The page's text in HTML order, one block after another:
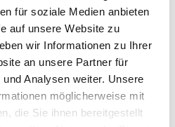
für soziale Medien anbieten
auf unsere Website zu
wir Informationen zu Ihrer
an unsere Partner für
Analysen weiter. Unsere
möglicherweise mit
die Sie ihnen bereitgestellt
SALE 25%